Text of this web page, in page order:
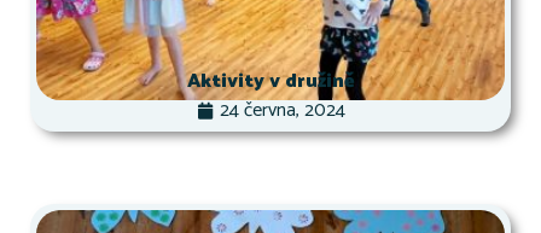
Aktivity v družině
24 června, 2024